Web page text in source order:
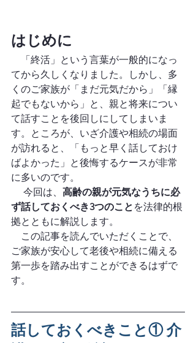
はじめに
「終活」という言葉が一般的になっ
てから久しくなりました。しかし、多
くのご家族が「まだ元気だから」「縁
起でもないから」と、親と将来につい
て話すことを後回しにしてしまいま
す。ところが、いざ介護や相続の場面
が訪れると、「もっと早く話しておけ
ばよかった」と後悔するケースが非常
に多いのです。
今回は、 高齢の親が元気なうちに必
ず話しておくべき3つのこと を法律的根
拠とともに解説します。
この記事を読んでいただくことで、
ご家族が安心して老後や相続に備える
第一歩を踏み出すことができるはずで
す。
話しておくべきこと① 介